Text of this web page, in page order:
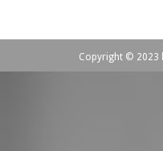
Copyright © 2023